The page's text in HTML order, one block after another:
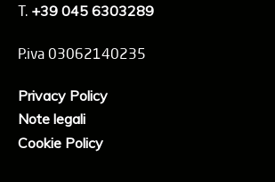
T. +39 045 6303289
P.iva 03062140235
Privacy Policy
Note legali
Cookie Policy